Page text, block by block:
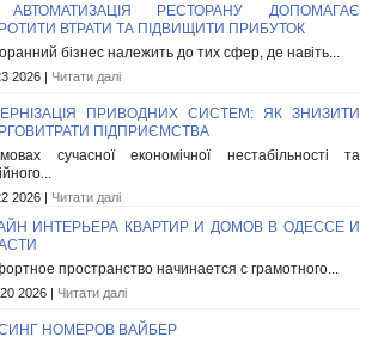
РЕСТОРАНУ ДОПОМАГАЄ
ВТРАТИ ТА ПІДВИЩИТИ ПРИБУТОК
бізнес належить до тих сфер, де навіть...
2026 | Читати далі
ПРИВОДНИХ СИСТЕМ: ЯК ЗНИЗИТИ
ПІДПРИЄМСТВА
сучасної економічної нестабільності та
2026 | Читати далі
ИНТЕРЬЕРА КВАРТИР И ДОМОВ В ОДЕССЕ И
пространство начинается с грамотного...
2026 | Читати далі
НОМЕРОВ ВАЙБЕР